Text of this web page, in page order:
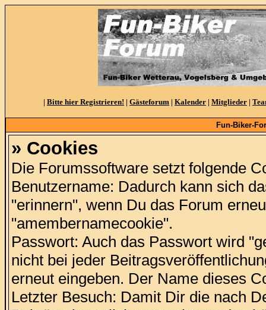
| Bitte hier Registrieren! | Gästeforum | Kalender | Mitglieder |
Fun-Biker-
» Cookies
Die Forumssoftware setzt folgende
Benutzername: Dadurch kann sich
"erinnern", wenn Du das Forum
"amembernamecookie".
Passwort: Auch das Passwort wird
nicht bei jeder
erneut eingeben. Der Name dieses
Letzter Besuch: Damit Dir die nach